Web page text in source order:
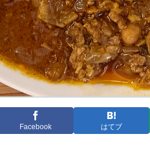
Facebook はてブ